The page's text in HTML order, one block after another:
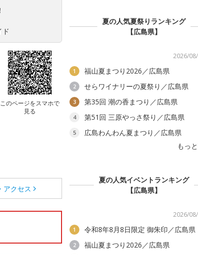
このページをスマホで
見る
アクセス
夏の人気夏祭りランキング
【広島県】
2026/
1 福山夏まつり2026／広島県
2 せらワイナリーの夏祭り／広島県
3 第35回 潮の香まつり／広島県
4 第51回 三原やっさ祭り／広島県
5
広島わんわん夏まつり／広島県
もっ
夏の人気イベントランキング
【広島県】
2026/
1 令和8年8月8日限定 御朱印／広島県
2 福山夏まつり2026／広島県